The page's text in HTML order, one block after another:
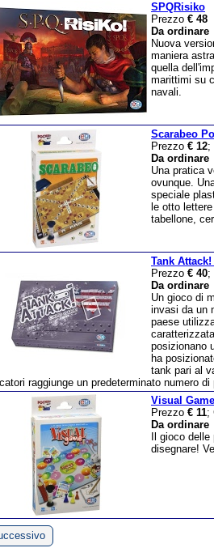
SPQRisiko
Prezzo € 48
Da ordinare
Nuova
maniera
quella
marittimi su
navali.
Scarabeo
Prezzo € 12;
Da ordinare
Una pratica
ovunque.
speciale
le otto
tabellone,
Tank
Prezzo € 40;
Da ordinare
Un gioco di
invasi da un
paese
posizionano
ha
tank pari al
raggiunge un predeterminato numero
Visual
Prezzo € 11;
Da ordinare
Il gioco
disegnare!